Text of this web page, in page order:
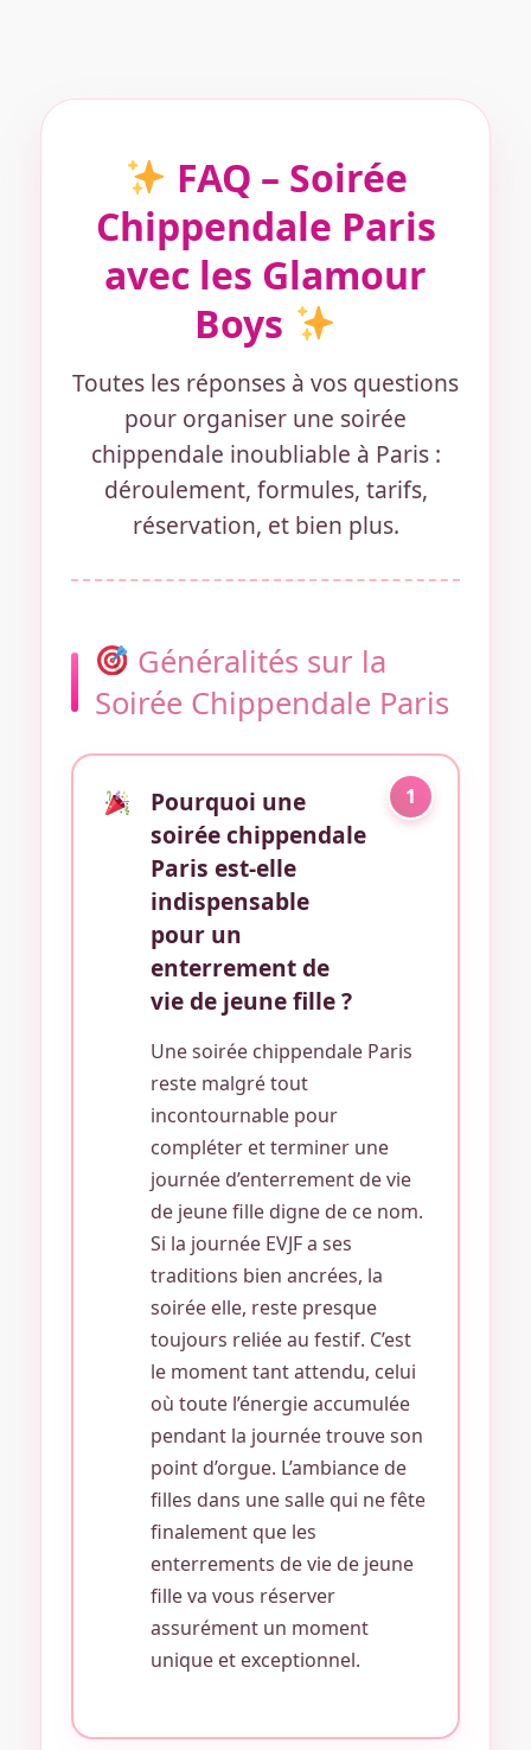
FAQ – Soirée
Chippendale Paris
avec les Glamour
Boys
Toutes les réponses à vos questions
pour organiser une soirée
chippendale inoubliable à Paris :
déroulement, formules, tarifs,
réservation, et bien plus.
Généralités sur la
Soirée Chippendale Paris
1
Pourquoi une
soirée chippendale
Paris est-elle
indispensable
pour un
enterrement de
vie de jeune fille ?
Une soirée chippendale Paris
reste malgré tout
incontournable pour
compléter et terminer une
journée d’enterrement de vie
de jeune fille digne de ce nom.
Si la journée EVJF a ses
traditions bien ancrées, la
soirée elle, reste presque
toujours reliée au festif. C’est
le moment tant attendu, celui
où toute l’énergie accumulée
pendant la journée trouve son
point d’orgue. L’ambiance de
filles dans une salle qui ne fête
finalement que les
enterrements de vie de jeune
fille va vous réserver
assurément un moment
unique et exceptionnel.